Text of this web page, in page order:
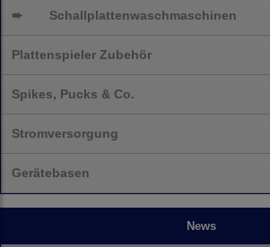
➨ Schallplattenwaschmaschinen
Plattenspieler Zubehör
Spikes, Pucks & Co.
Stromversorgung
Gerätebasen
News